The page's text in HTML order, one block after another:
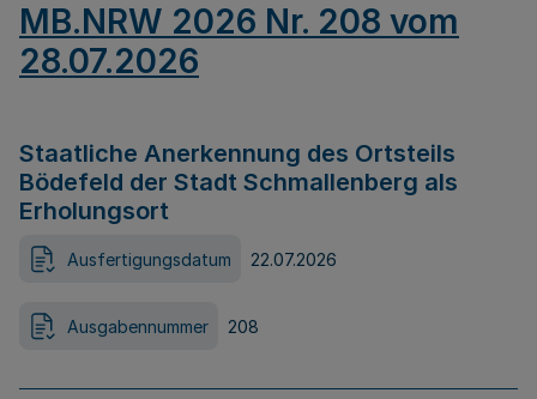
MB.NRW 2026 Nr. 208 vom
28.07.2026
Staatliche Anerkennung des Ortsteils
Bödefeld der Stadt Schmallenberg als
Erholungsort
Ausfertigungsdatum 22.07.2026
Ausgabennummer 208